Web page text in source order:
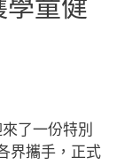
了一份特別
界攜手，正式